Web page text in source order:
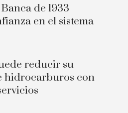
de 1933
en el sistema
reducir su
hidrocarburos con